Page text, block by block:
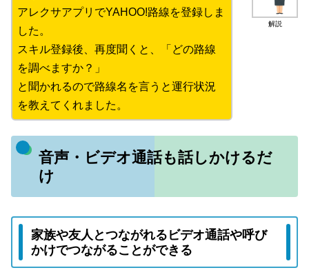
解説
アレクサアプリでYAHOO!路線を登録しま
した。
スキル登録後、再度聞くと、「どの路線
を調べますか？」
と聞かれるので路線名を言うと運行状況
を教えてくれました。
音声・ビデオ通話も話しかけるだ
け
家族や友人とつながれるビデオ通話や呼び
かけでつながることができる